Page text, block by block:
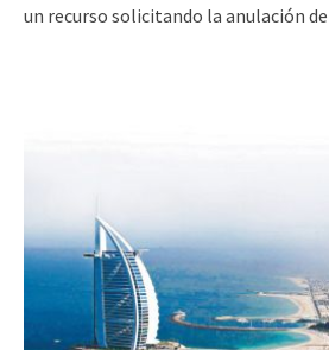
un recurso solicitando la anulación de